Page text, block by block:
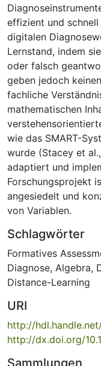
effizient und
digitalen
Lernstand, indem
oder falsch
geben jedoch
fachliche
mathematischen
wie das SMART-
wurde (Stacey et
adaptiert und
Forschungsprojekt
angesiedelt und
von Variablen.
Schlagwörter
Formatives
Diagnose, Algebra,
Distance-Learning
URI
http://
http://dx.doi.org/
Sammlungen